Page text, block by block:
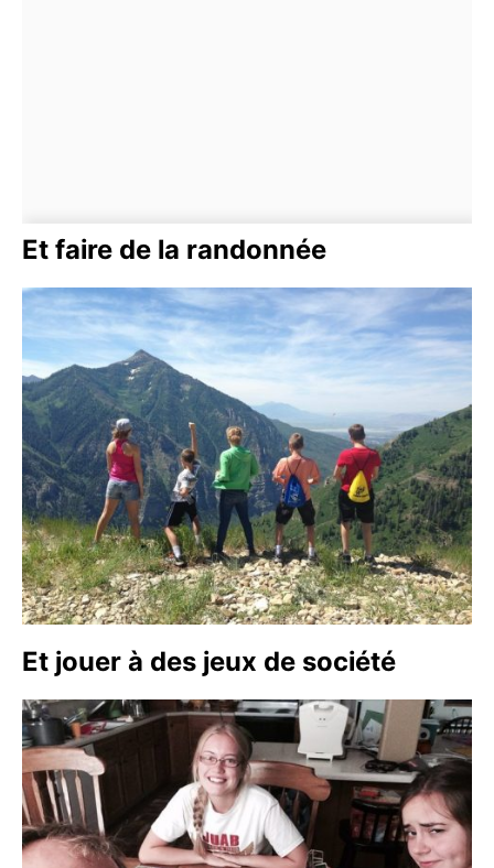
Et faire de la randonnée
Et jouer à des jeux de société